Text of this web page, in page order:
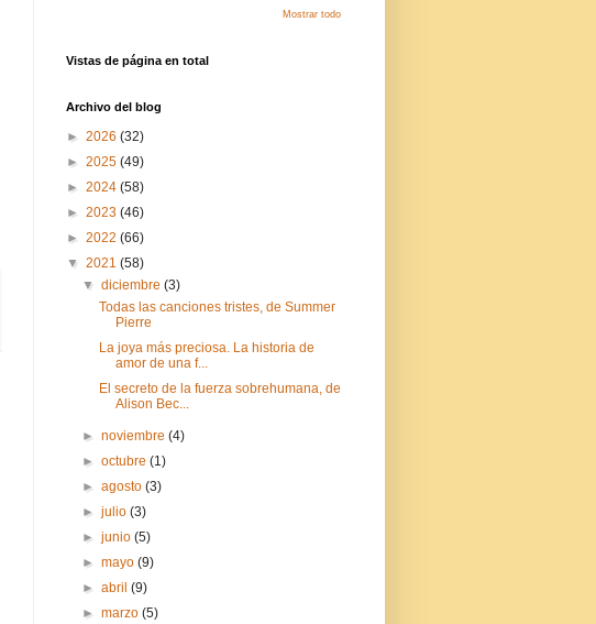
Mostrar todo
Vistas de página en total
Archivo del blog
► 2026 (32)
► 2025 (49)
► 2024 (58)
► 2023 (46)
► 2022 (66)
▼ 2021 (58)
▼diciembre(3)
Todas las canciones tristes, de Summer
Pierre
La joya más preciosa. La historia de
amor de una f...
El secreto de la fuerza sobrehumana, de
Alison Bec...
►noviembre(4)
►octubre(1)
►agosto(3)
►julio(3)
►junio(5)
►mayo(9)
►abril(9)
►marzo(5)